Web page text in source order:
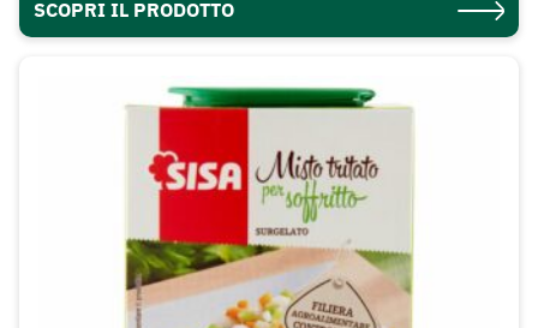
SCOPRI IL PRODOTTO